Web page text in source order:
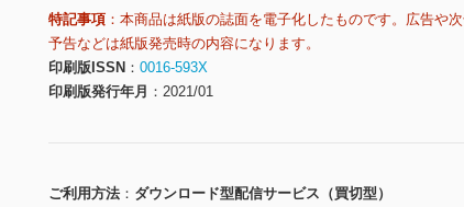
特記事項
本商品は紙版の誌面を電子化したものです。広告や
予告などは紙版発売時の内容になります。
印刷版ISSN
0016-593X
印刷版発行年月
2021/01
ご利用方法
ダウンロード型配信サービス（買切型）